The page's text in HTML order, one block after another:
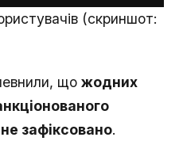
(скриншот:
що жодних
зафіксовано.